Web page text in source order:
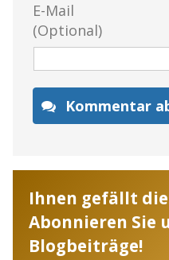
E-Mail
(Optional)
Kommentar
Ihnen gefällt
Abonnieren Sie
Blogbeiträge!